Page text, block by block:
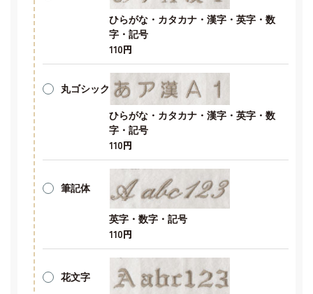
ひらがな・カタカナ・漢字・英字・数
字・記号
110円
丸ゴシック
ひらがな・カタカナ・漢字・英字・数
字・記号
110円
筆記体
英字・数字・記号
110円
花文字